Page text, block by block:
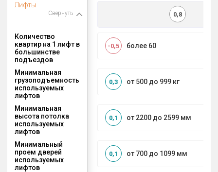
Лифты
Свернуть 0,8
Количество
квартир на 1 лифт в
большинстве
подъездов
более 60
-0,5
Минимальная
грузоподъемность
используемых
лифтов
от 500 до 999 кг
0,3
Минимальная
высота потолка
используемых
лифтов
от 2200 до 2599 мм
0,1
Минимальный
проем дверей
используемых
лифтов
от 700 до 1099 мм
0,1